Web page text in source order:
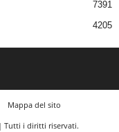
7391
4205
Mappa del sito
Tutti i diritti riservati.